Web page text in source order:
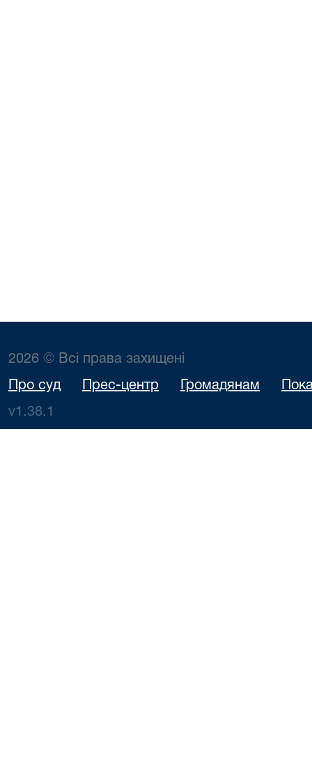
2026 © Всі права захищені
Про суд Прес-центр Громадянам
v1.38.1